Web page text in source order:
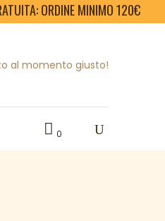
ORDINE MINIMO 120€
al momento giusto!
0